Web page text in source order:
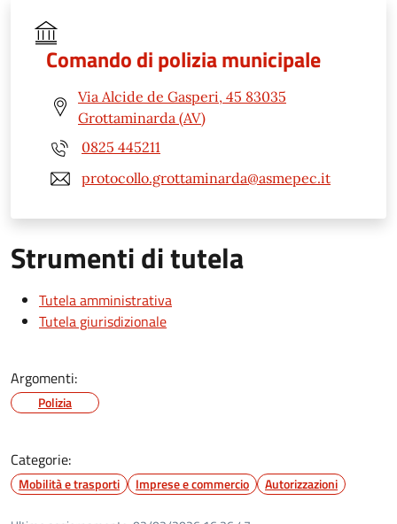
Comando di polizia municipale
Via Alcide de Gasperi, 45 83035
Grottaminarda (AV)
0825 445211
protocollo.grottaminarda@asmepec.it
Strumenti di tutela
Tutela amministrativa
Tutela giurisdizionale
Argomenti:
Polizia
Categorie:
Mobilità e trasporti Imprese e commercio Autorizzazioni